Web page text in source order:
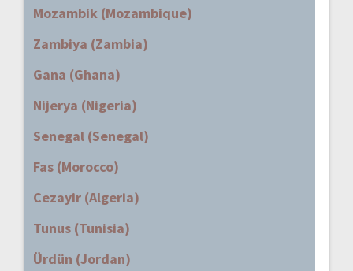
Mozambik (Mozambique)
Zambiya (Zambia)
Gana (Ghana)
Nijerya (Nigeria)
Senegal (Senegal)
Fas (Morocco)
Cezayir (Algeria)
Tunus (Tunisia)
Ürdün (Jordan)